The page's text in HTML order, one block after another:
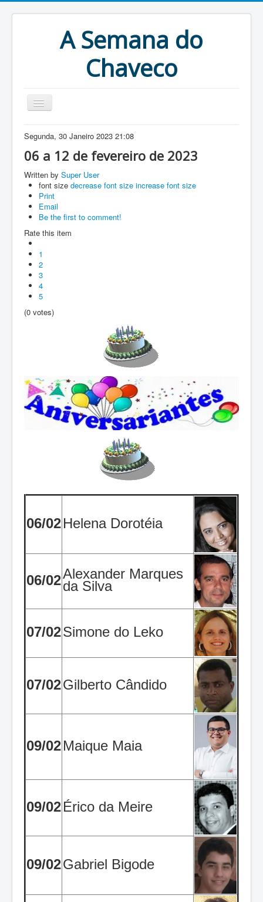
A Semana do
Chaveco
Home
Anteriores
Antigonas
Segunda, 30 Janeiro 2023 21:08
06 a 12 de fevereiro de 2023
Written by Super User
font size decrease font size increase font size
Print
Email
Be the first to comment!
Rate this item
1
2
3
4
5
(0 votes)
06/02Helena Dorotéia
06/02Alexander Marques
da Silva
07/02Simone do Leko
07/02Gilberto Cândido
09/02Maique Maia
09/02Érico da Meire
09/02Gabriel Bigode